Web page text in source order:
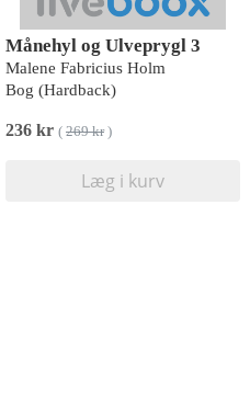
Månehyl og Ulveprygl 3
Malene Fabricius Holm
Bog (Hardback)
236 kr ( 269 kr)
Læg i kurv